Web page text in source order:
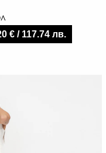
€ / 117.74 лв.